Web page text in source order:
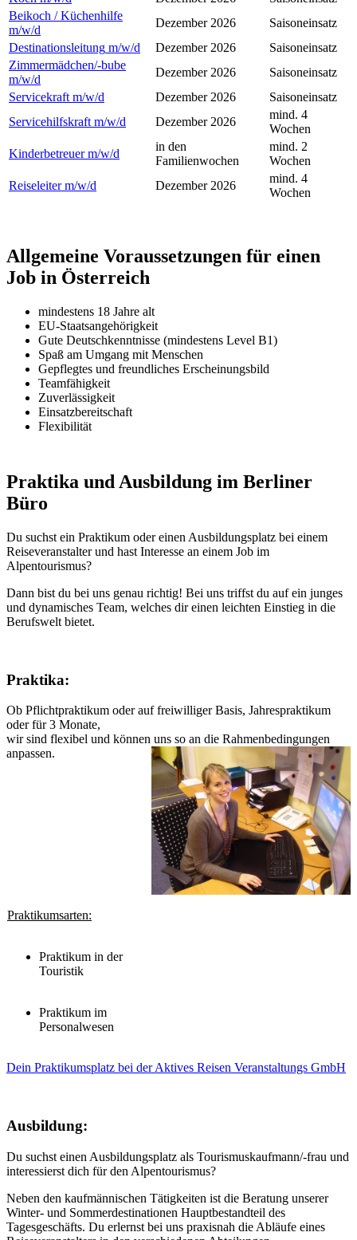
Beikoch / Küchenhilfe
m/w/d
Dezember 2026
Saisoneinsatz
Destinationsleitung m/w/d Dezember 2026
Saisoneinsatz
Zimmermädchen/-bube
m/w/d
Dezember 2026
Saisoneinsatz
Servicekraft m/w/d
Dezember 2026
Saisoneinsatz
Servicehilfskraft m/w/d Dezember 2026
mind. 4
Wochen
Kinderbetreuerm/w/d
in den
Familienwochen
mind. 2
Wochen
Reiseleiterm/w/d Dezember 2026
mind. 4
Wochen
Allgemeine Voraussetzungen für einen
Job in Österreich
mindestens 18 Jahre alt
EU-Staatsangehörigkeit
Gute Deutschkenntnisse (mindestens Level B1)
Spaß am Umgang mit Menschen
Gepflegtes und freundliches Erscheinungsbild
Teamfähigkeit
Zuverlässigkeit
Einsatzbereitschaft
Flexibilität
Praktika und Ausbildung im Berliner
Büro
Du suchst ein Praktikum oder einen Ausbildungsplatz bei einem
Reiseveranstalter und hast Interesse an einem Job im
Alpentourismus?
Dann bist du bei uns genau richtig! Bei uns triffst du auf ein junges
und dynamisches Team, welches dir einen leichten Einstieg in die
Berufswelt bietet.
Praktika:
Ob Pflichtpraktikum oder auf freiwilliger Basis, Jahrespraktikum
oder für 3 Monate,
wir sind flexibel und können uns so an die Rahmenbedingungen
anpassen.
Praktikumsarten:
Praktikum in der
Touristik
Praktikum im
Personalwesen
Dein Praktikumsplatz bei der Aktives Reisen Veranstaltungs GmbH
Ausbildung:
Du suchst einen Ausbildungsplatz als Tourismuskaufmann/-frau und
interessierst dich für den Alpentourismus?
Neben den kaufmännischen Tätigkeiten ist die Beratung unserer
Winter- und Sommerdestinationen Hauptbestandteil des
Tagesgeschäfts. Du erlernst bei uns praxisnah die Abläufe eines